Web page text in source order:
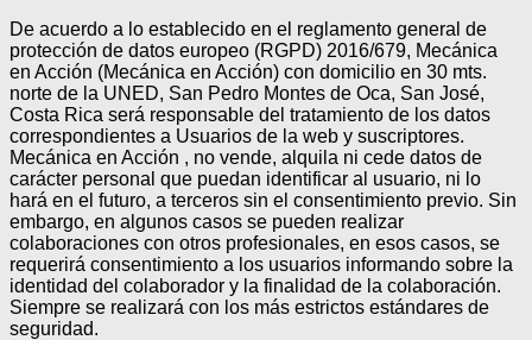
De acuerdo a lo establecido en el reglamento general de
protección de datos europeo (RGPD) 2016/679, Mecánica
en Acción (Mecánica en Acción) con domicilio en 30 mts.
norte de la UNED, San Pedro Montes de Oca, San José,
Costa Rica será responsable del tratamiento de los datos
correspondientes a Usuarios de la web y suscriptores.
Mecánica en Acción , no vende, alquila ni cede datos de
carácter personal que puedan identificar al usuario, ni lo
hará en el futuro, a terceros sin el consentimiento previo. Sin
embargo, en algunos casos se pueden realizar
colaboraciones con otros profesionales, en esos casos, se
requerirá consentimiento a los usuarios informando sobre la
identidad del colaborador y la finalidad de la colaboración.
Siempre se realizará con los más estrictos estándares de
seguridad.